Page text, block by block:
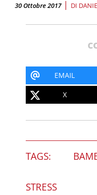
30 Ottobre 2017 | DI
EMAIL
X
TAGS:
STRESS